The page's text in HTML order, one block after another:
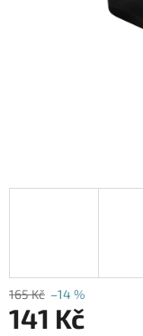
165 Kč –14 %
141 Kč